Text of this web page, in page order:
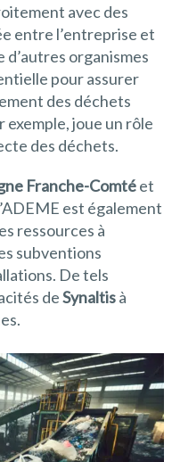
avec des
entre l’entreprise et
d’autres organismes
pour assurer
des déchets
joue un rôle
des déchets.
Franche-Comtéet
est également
ressources à
subventions
De tels
deSynaltisà